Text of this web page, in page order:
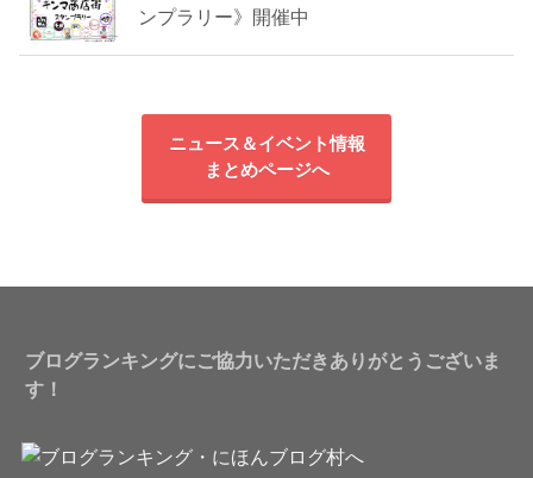
ンプラリー》開催中
ニュース＆イベント情報
まとめページへ
ブログランキングにご協力いただきありがとうございま
す！